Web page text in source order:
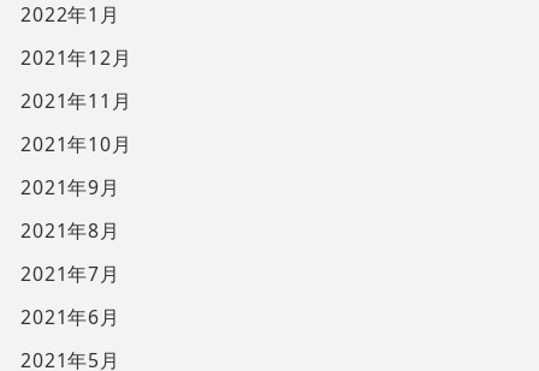
2022年1月
2021年12月
2021年11月
2021年10月
2021年9月
2021年8月
2021年7月
2021年6月
2021年5月